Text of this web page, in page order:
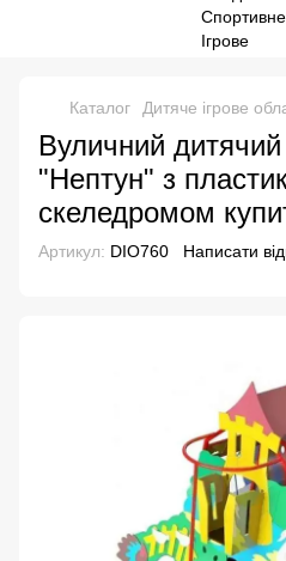
Каталог Дитяче ігрове
Вуличний
"Нептун" з
скеледромом
Артикул: DIO760 Написати